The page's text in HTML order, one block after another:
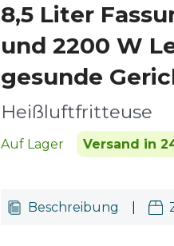
8,5 Liter
und 2200 W
gesunde
Heißluftfritteuse
Auf Lager Versand in
Beschreibung